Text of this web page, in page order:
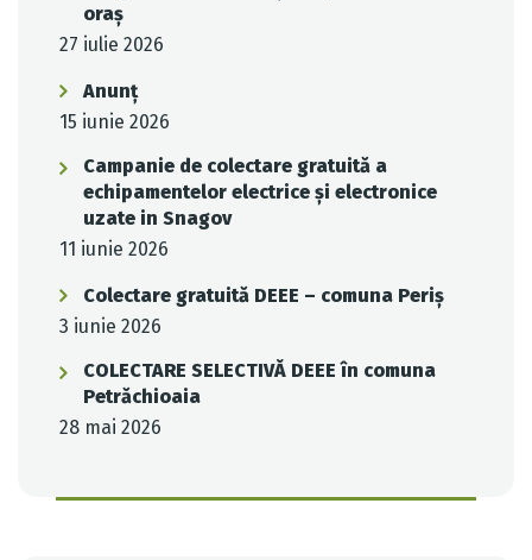
oraș
27 iulie 2026
Anunț
15 iunie 2026
Campanie de colectare gratuită a
echipamentelor electrice și electronice
uzate in Snagov
11 iunie 2026
Colectare gratuită DEEE – comuna Periș
3 iunie 2026
COLECTARE SELECTIVĂ DEEE în comuna
Petrăchioaia
28 mai 2026